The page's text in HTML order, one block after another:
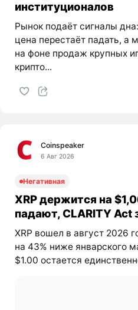
институционалов
Рынок подаёт сигналы
цена перестаёт падать,
на фоне продаж крупных
крипто...
Coinspeaker
6 Авг 2026
Негативная
XRP держится на
падают, CLARITY Act
XRP вошел в август 2026
на 43% ниже январского
$1.00 остается